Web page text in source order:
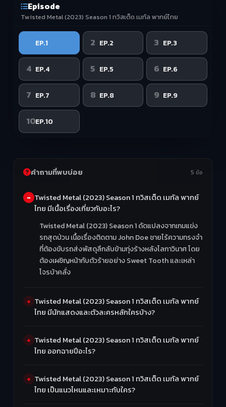
Episode
Twisted Metal (2023) Season 1 ทวิสเต็ด เมทัล พากย์ไทย
EP.1 2 EP.2 3 EP.3
4 EP.4 5 EP.5 6 EP.6
7 EP.7 8 EP.8 9 EP.9
10EP.10
คำถามที่พบบ่อย 5 ข้อ
Twisted Metal (2023) Season 1 ทวิสเต็ด เมทัล พากย์
ไทย มีเนื้อเรื่องเกี่ยวกับอะไร?
Twisted Metal (2023) Season 1 ดัดแปลงจากเกมแข่ง
รถสุดป่วน เนื้อเรื่องติดตาม John Doe ชายไร้ความทรงจำ
ที่ต้องขับรถส่งพัสดุลึกลับข้ามทุ่งร้างหลังโลกาวินาศ โดย
ต้องเผชิญหน้ากับตัวร้ายอย่าง Sweet Tooth และเหล่า
โจรบ้าคลั่ง
Twisted Metal (2023) Season 1 ทวิสเต็ด เมทัล พากย์
ไทย มีนักแสดงและตัวละครหลักใครบ้าง?
Twisted Metal (2023) Season 1 ทวิสเต็ด เมทัล พากย์
ไทย ออกฉายปีอะไร?
Twisted Metal (2023) Season 1 ทวิสเต็ด เมทัล พากย์
ไทย เป็นแนวไหนและเหมาะกับใคร?